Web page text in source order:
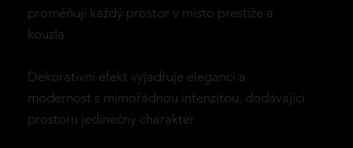
proměňují každý prostor v místo prestiže a
kouzla.
Dekorativní efekt vyjadřuje eleganci a
modernost s mimořádnou intenzitou, dodávající
prostoru jedinečný charakter.